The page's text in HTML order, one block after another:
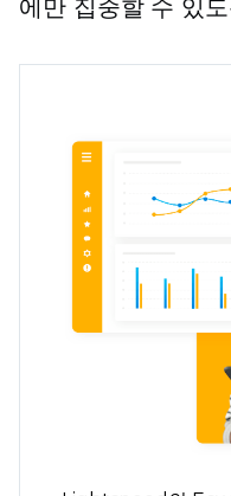
에만 집중할 수 있